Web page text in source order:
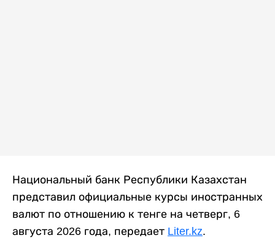
Национальный банк Республики Казахстан
представил официальные курсы иностранных
валют по отношению к тенге на четверг, 6
августа 2026 года, передает Liter.kz.